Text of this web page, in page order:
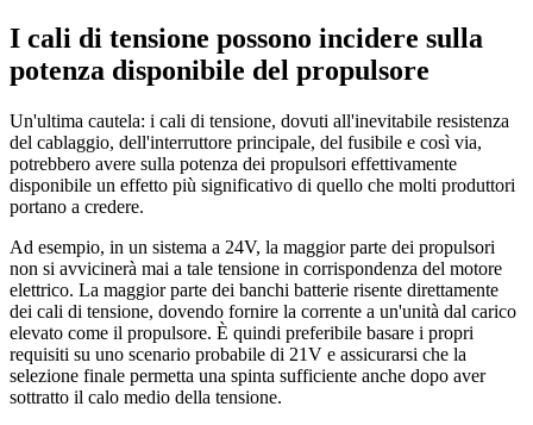
I cali di tensione possono incidere sulla
potenza disponibile del propulsore
Un'ultima cautela: i cali di tensione, dovuti all'inevitabile resistenza
del cablaggio, dell'interruttore principale, del fusibile e così via,
potrebbero avere sulla potenza dei propulsori effettivamente
disponibile un effetto più significativo di quello che molti produttori
portano a credere.
Ad esempio, in un sistema a 24V, la maggior parte dei propulsori
non si avvicinerà mai a tale tensione in corrispondenza del motore
elettrico. La maggior parte dei banchi batterie risente direttamente
dei cali di tensione, dovendo fornire la corrente a un'unità dal carico
elevato come il propulsore. È quindi preferibile basare i propri
requisiti su uno scenario probabile di 21V e assicurarsi che la
selezione finale permetta una spinta sufficiente anche dopo aver
sottratto il calo medio della tensione.